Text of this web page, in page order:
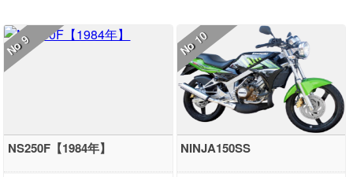
No
9
NS250F【1984年】
No10
NINJA150SS